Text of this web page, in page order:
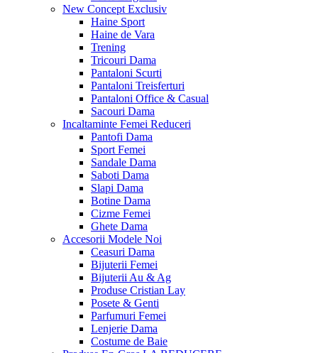
New Concept Exclusiv
Haine Sport
Haine de Vara
Trening
Tricouri Dama
Pantaloni Scurti
Pantaloni Treisferturi
Pantaloni Office & Casual
Sacouri Dama
Incaltaminte Femei Reduceri
Pantofi Dama
Sport Femei
Sandale Dama
Saboti Dama
Slapi Dama
Botine Dama
Cizme Femei
Ghete Dama
Accesorii Modele Noi
Ceasuri Dama
Bijuterii Femei
Bijuterii Au & Ag
Produse Cristian Lay
Posete & Genti
Parfumuri Femei
Lenjerie Dama
Costume de Baie